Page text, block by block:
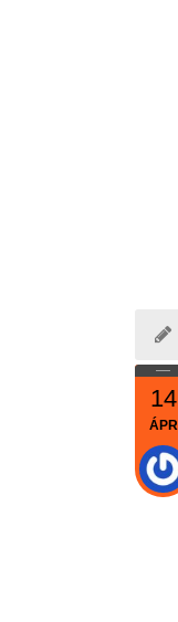
14
ÁPR